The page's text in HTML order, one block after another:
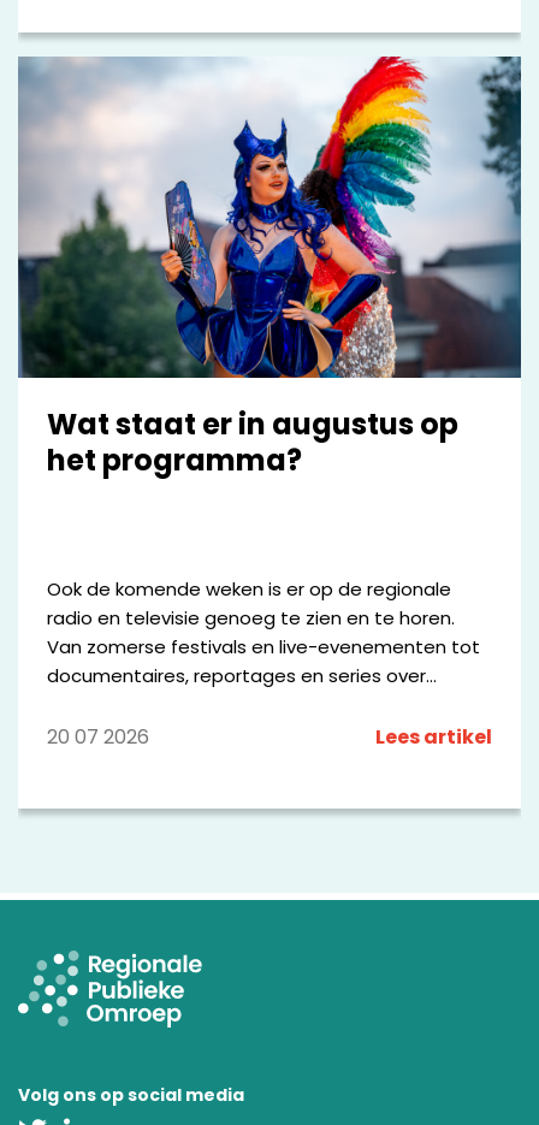
verandering. Met campagnes als #DOESLIEF,
Polarisatie en De Dood laat zij zien hoe
onderzoek, data en communicatie kunnen
bijdragen aan het agenderen van urgente
maatschappelijke vraagstukken.
Wat staat er in augustus op
het programma?
Ook de komende weken is er op de regionale
radio en televisie genoeg te zien en te horen.
Van zomerse festivals en live-evenementen tot
documentaires, reportages en series over
zetten een aantal opvallende programma's op
20 07 2026 Lees artikel
Volg ons op social media